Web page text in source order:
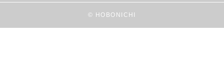
© HOBONICHI